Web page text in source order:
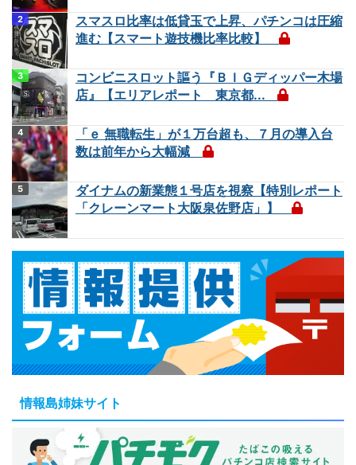
スマスロ比率は低貸玉で上昇、パチンコは圧縮
進む【スマート遊技機比率比較】
コンビニスロット謳う『ＢＩＧディッパー木場
店』【エリアレポート 東京都...
「ｅ 無職転生」が１万台超も、７月の導入台
数は前年から大幅減
ダイナムの新業態１号店を視察【特別レポート
「クレーンマート大阪泉佐野店」】
情報島姉妹サイト